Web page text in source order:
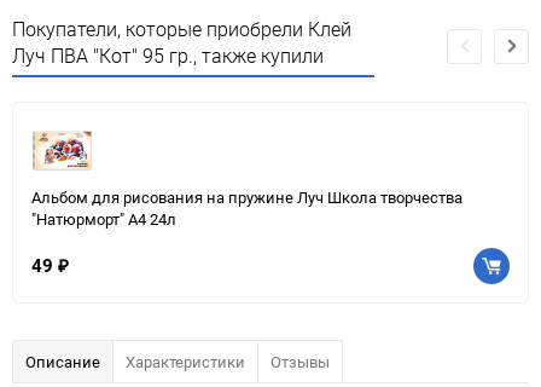
Покупатели, которые приобрели Клей
Луч ПВА "Кот" 95 гр., также купили
Альбом для рисования на пружине Луч Школа творчества
"Натюрморт" А4 24л
49 ₽
Описание Характеристики Отзывы